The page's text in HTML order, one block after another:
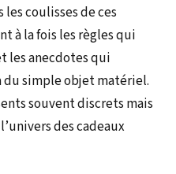
les coulisses de ces
à la fois les règles qui
les anecdotes qui
simple objet matériel.
souvent discrets mais
des cadeaux